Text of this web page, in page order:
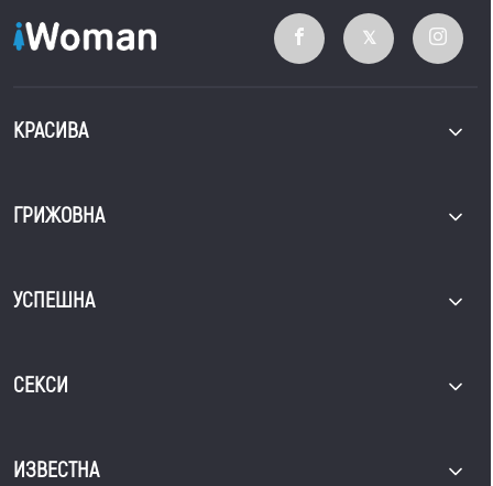
КРАСИВА
ГРИЖОВНА
УСПЕШНА
СЕКСИ
ИЗВЕСТНА